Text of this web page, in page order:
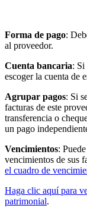
Forma de pago:
al proveedor.
Cuenta bancaria: Si
escoger la cuenta de
Agrupar pagos: Si
facturas de este
transferencia o
un pago
Vencimientos:
vencimientos de sus
el cuadro de
Haga clic aquí para
patrimonial.